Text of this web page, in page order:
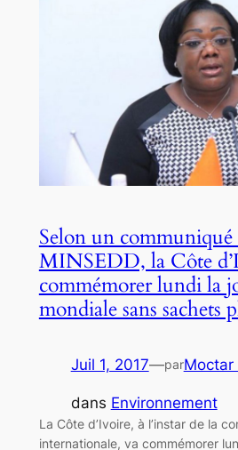
Selon un communiqué
MINSEDD, la Côte
commémorer lundi la
mondiale sans sachets
Juil 1, 2017—parMoctar
dans Environnement
La Côte d’Ivoire, à l’instar de la
internationale, va commémorer